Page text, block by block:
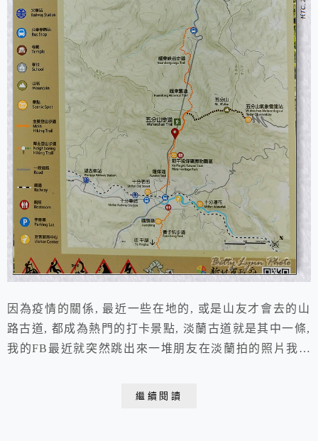
因為疫情的關係, 最近一些在地的, 或是山友才會去的山
路古道, 都成為熱門的打卡景點, 淡蘭古道就是其中一條,
我的FB最近就突然跳出來一堆朋友在淡蘭拍的照片我想
繼續閱讀